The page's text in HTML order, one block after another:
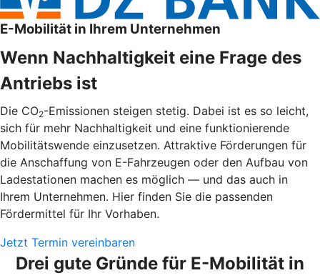
E-Mobilität in Ihrem Unternehmen
Wenn Nachhaltigkeit eine Frage des
Antriebs ist
Die CO2-Emissionen steigen stetig. Dabei ist es so leicht,
sich für mehr Nachhaltigkeit und eine funktionierende
Mobilitätswende einzusetzen. Attraktive Förderungen für
die Anschaffung von E-Fahrzeugen oder den Aufbau von
Ladestationen machen es möglich — und das auch in
Ihrem Unternehmen. Hier finden Sie die passenden
Fördermittel für Ihr Vorhaben.
Jetzt Termin vereinbaren
Drei gute Gründe für E-Mobilität in